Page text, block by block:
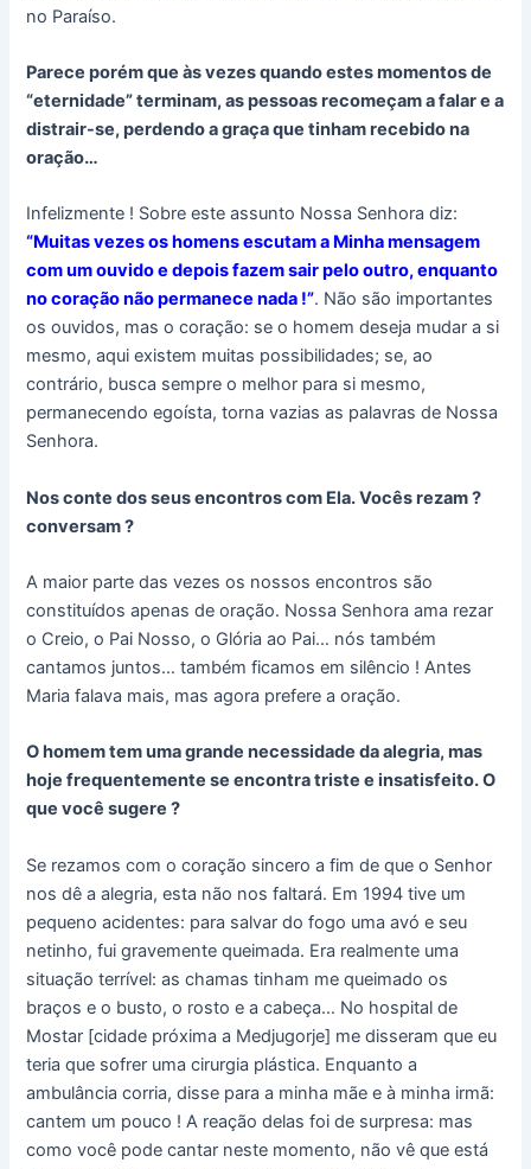
no Paraíso.
Parece porém que às vezes quando estes momentos de
“eternidade” terminam, as pessoas recomeçam a falar e a
distrair-se, perdendo a graça que tinham recebido na
oração…
Infelizmente ! Sobre este assunto Nossa Senhora diz:
“Muitas vezes os homens escutam a Minha mensagem
com um ouvido e depois fazem sair pelo outro, enquanto
no coração não permanece nada !”. Não são importantes
os ouvidos, mas o coração: se o homem deseja mudar a si
mesmo, aqui existem muitas possibilidades; se, ao
contrário, busca sempre o melhor para si mesmo,
permanecendo egoísta, torna vazias as palavras de Nossa
Senhora.
Nos conte dos seus encontros com Ela. Vocês rezam ?
conversam ?
A maior parte das vezes os nossos encontros são
constituídos apenas de oração. Nossa Senhora ama rezar
o Creio, o Pai Nosso, o Glória ao Pai… nós também
cantamos juntos… também ficamos em silêncio ! Antes
Maria falava mais, mas agora prefere a oração.
O homem tem uma grande necessidade da alegria, mas
hoje frequentemente se encontra triste e insatisfeito. O
que você sugere ?
Se rezamos com o coração sincero a fim de que o Senhor
nos dê a alegria, esta não nos faltará. Em 1994 tive um
pequeno acidentes: para salvar do fogo uma avó e seu
netinho, fui gravemente queimada. Era realmente uma
situação terrível: as chamas tinham me queimado os
braços e o busto, o rosto e a cabeça… No hospital de
Mostar [cidade próxima a Medjugorje] me disseram que eu
teria que sofrer uma cirurgia plástica. Enquanto a
ambulância corria, disse para a minha mãe e à minha irmã:
cantem um pouco ! A reação delas foi de surpresa: mas
como você pode cantar neste momento, não vê que está